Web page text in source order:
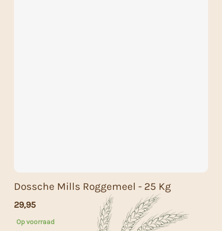
Dossche Mills Roggemeel - 25 Kg
29,95
Op voorraad